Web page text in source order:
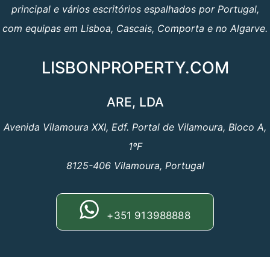
principal e vários escritórios espalhados por Portugal,
com equipas em Lisboa, Cascais, Comporta e no Algarve.
LISBONPROPERTY.COM
ARE, LDA
Avenida Vilamoura XXI, Edf. Portal de Vilamoura, Bloco A,
1ºF
8125-406 Vilamoura, Portugal
+351 913988888